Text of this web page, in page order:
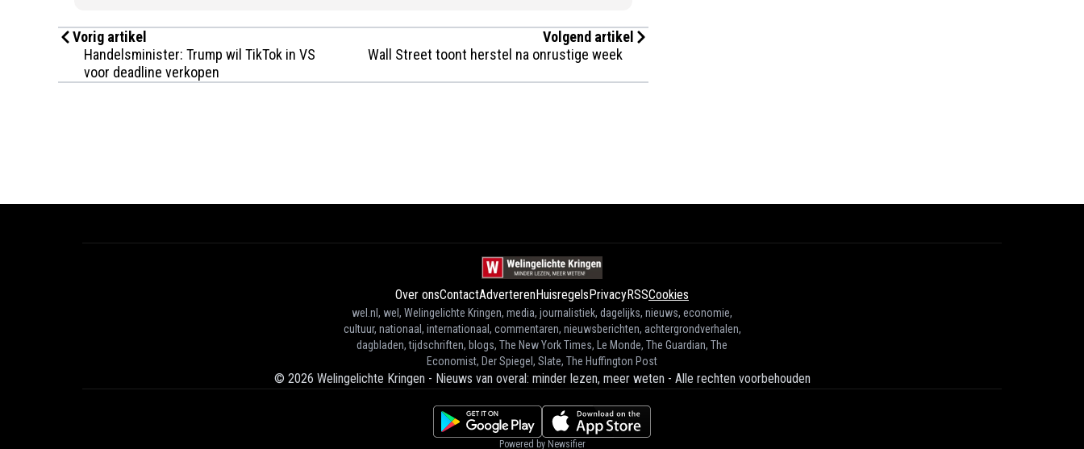
Vorig artikel
Handelsminister: Trump wil TikTok in VS
voor deadline verkopen
Volgend artikel
Wall Street toont herstel na onrustige week
Over onsContactAdverterenHuisregelsPrivacyRSSCookies
wel.nl, wel, Welingelichte Kringen, media, journalistiek, dagelijks, nieuws, economie,
cultuur, nationaal, internationaal, commentaren, nieuwsberichten, achtergrondverhalen,
dagbladen, tijdschriften, blogs, The New York Times, Le Monde, The Guardian, The
Economist, Der Spiegel, Slate, The Huffington Post
© 2026 Welingelichte Kringen - Nieuws van overal: minder lezen, meer weten - Alle rechten voorbehouden
Powered by Newsifier